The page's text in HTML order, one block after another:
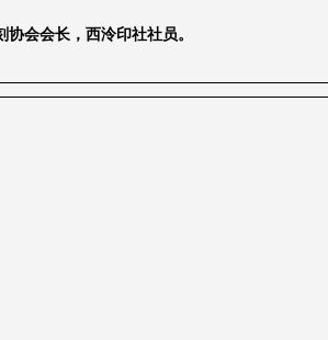
会会长，西泠印社社员。